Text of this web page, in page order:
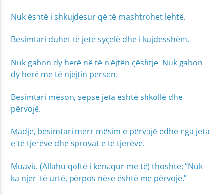
Nuk është i shkujdesur që të mashtrohet lehtë.
Besimtari duhet të jetë syçelë dhe i kujdesshëm.
Nuk gabon dy herë në të njëjtën çështje. Nuk gabon
dy herë me të njëjtin person.
Besimtari mëson, sepse jeta është shkollë dhe
përvojë.
Madje, besimtari merr mësim e përvojë edhe nga jeta
e të tjerëve dhe sprovat e të tjerëve.
Muaviu (Allahu qoftë i kënaqur me të‎‎) thoshte: “Nuk
ka njeri të urtë, përpos nëse është me përvojë.”